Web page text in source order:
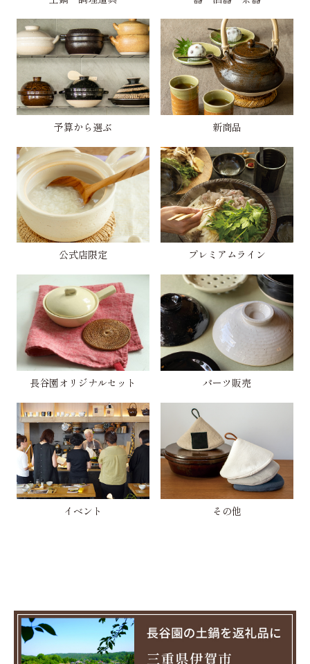
予算から選ぶ 新商品
公式店限定 プレミアムライン
長谷園オリジナルセット パーツ販売
イベント その他